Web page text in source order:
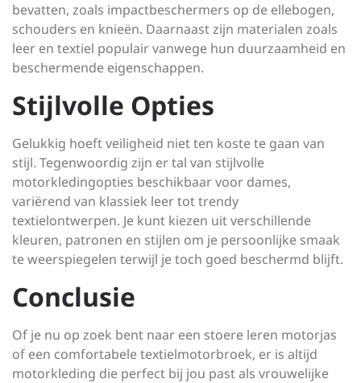
bevatten, zoals impactbeschermers op de ellebogen,
schouders en knieën. Daarnaast zijn materialen zoals
leer en textiel populair vanwege hun duurzaamheid en
beschermende eigenschappen.
Stijlvolle Opties
Gelukkig hoeft veiligheid niet ten koste te gaan van
stijl. Tegenwoordig zijn er tal van stijlvolle
motorkledingopties beschikbaar voor dames,
variërend van klassiek leer tot trendy
textielontwerpen. Je kunt kiezen uit verschillende
kleuren, patronen en stijlen om je persoonlijke smaak
te weerspiegelen terwijl je toch goed beschermd blijft.
Conclusie
Of je nu op zoek bent naar een stoere leren motorjas
of een comfortabele textielmotorbroek, er is altijd
motorkleding die perfect bij jou past als vrouwelijke